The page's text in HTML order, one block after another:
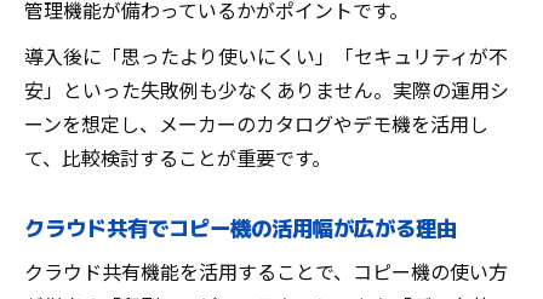
管理機能が備わっているかがポイントです。
導入後に「思ったより使いにくい」「セキュリティが不
安」といった失敗例も少なくありません。実際の運用シ
ーンを想定し、メーカーのカタログやデモ機を活用し
て、比較検討することが重要です。
クラウド共有でコピー機の活用幅が広がる理由
クラウド共有機能を活用することで、コピー機の使い方